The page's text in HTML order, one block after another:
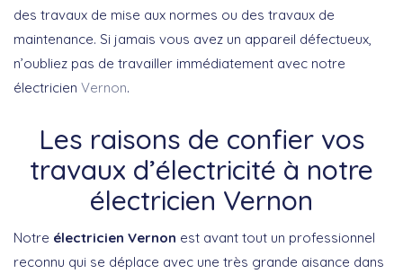
des travaux de mise aux normes ou des travaux de
maintenance. Si jamais vous avez un appareil défectueux,
n’oubliez pas de travailler immédiatement avec notre
électricien Vernon.
Les raisons de confier vos
travaux d’électricité à notre
électricien Vernon
Notre électricien Vernon est avant tout un professionnel
reconnu qui se déplace avec une très grande aisance dans